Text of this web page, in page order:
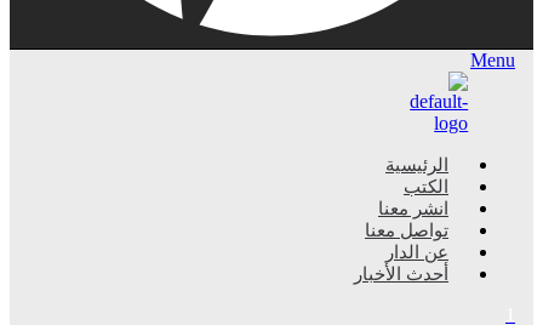
Menu
الرئيسية
الكتب
انشر معنا
تواصل معنا
عن الدار
أحدث الأخبار